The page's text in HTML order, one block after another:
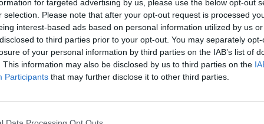
for targeted advertising by us, please use the below opt-out
selection. Please note that after your opt-out request is processed
interest-based ads based on personal information utilized by us
to third parties prior to your opt-out. You may separately
of your personal information by third parties on the IAB’s list of
This information may also be disclosed by us to third parties on the
Participants that may further disclose it to other third parties.
Migone, al Teatro Era ci saranno anche il sindaco di
CulturaFrancesco Mori, l’assessora regionaleAlessandra
Antonio Mazzeoe l'editoreMichele Quirici.